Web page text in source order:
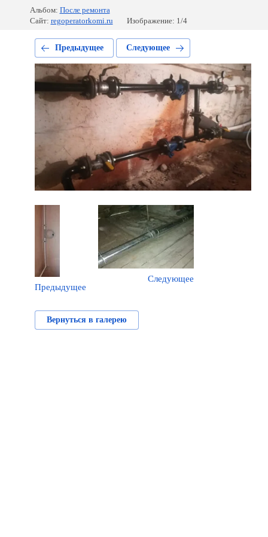
Альбом: После ремонта
Сайт: regoperatorkomi.ru Изображение: 1/4
Предыдущее Следующее
Предыдущее
Следующее
Вернуться в галерею